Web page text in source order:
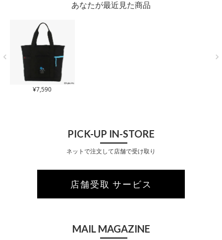
あなたが最近見た商品
¥7,590
PICK-UP IN-STORE
ネットで注文して店舗で受け取り
店舗受取 サービス
MAIL MAGAZINE